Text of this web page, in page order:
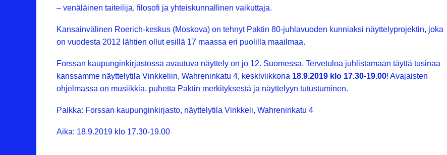
– venäläinen taiteilija, filosofi ja yhteiskunnallinen vaikuttaja.
Kansainvälinen Roerich-keskus (Moskova) on tehnyt Paktin 80-juhlavuoden kunniaksi näyttelyprojektin, joka
on vuodesta 2012 lähtien ollut esillä 17 maassa eri puolilla maailmaa.
Forssan kaupunginkirjastossa avautuva näyttely on jo 12. Suomessa. Tervetuloa juhlistamaan täyttä tusinaa
kanssamme näyttelytila Vinkkeliin, Wahreninkatu 4, keskiviikkona 18.9.2019 klo 17.30-19.00! Avajaisten
ohjelmassa on musiikkia, puhetta Paktin merkityksestä ja näyttelyyn tutustuminen.
Paikka: Forssan kaupunginkirjasto, näyttelytila Vinkkeli, Wahreninkatu 4
Aika: 18.9.2019 klo 17.30-19.00